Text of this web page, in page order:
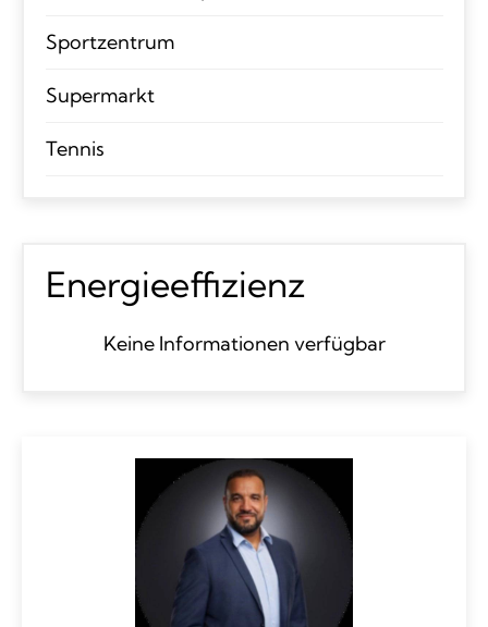
Sportzentrum
Supermarkt
Tennis
Energieeffizienz
Keine Informationen verfügbar